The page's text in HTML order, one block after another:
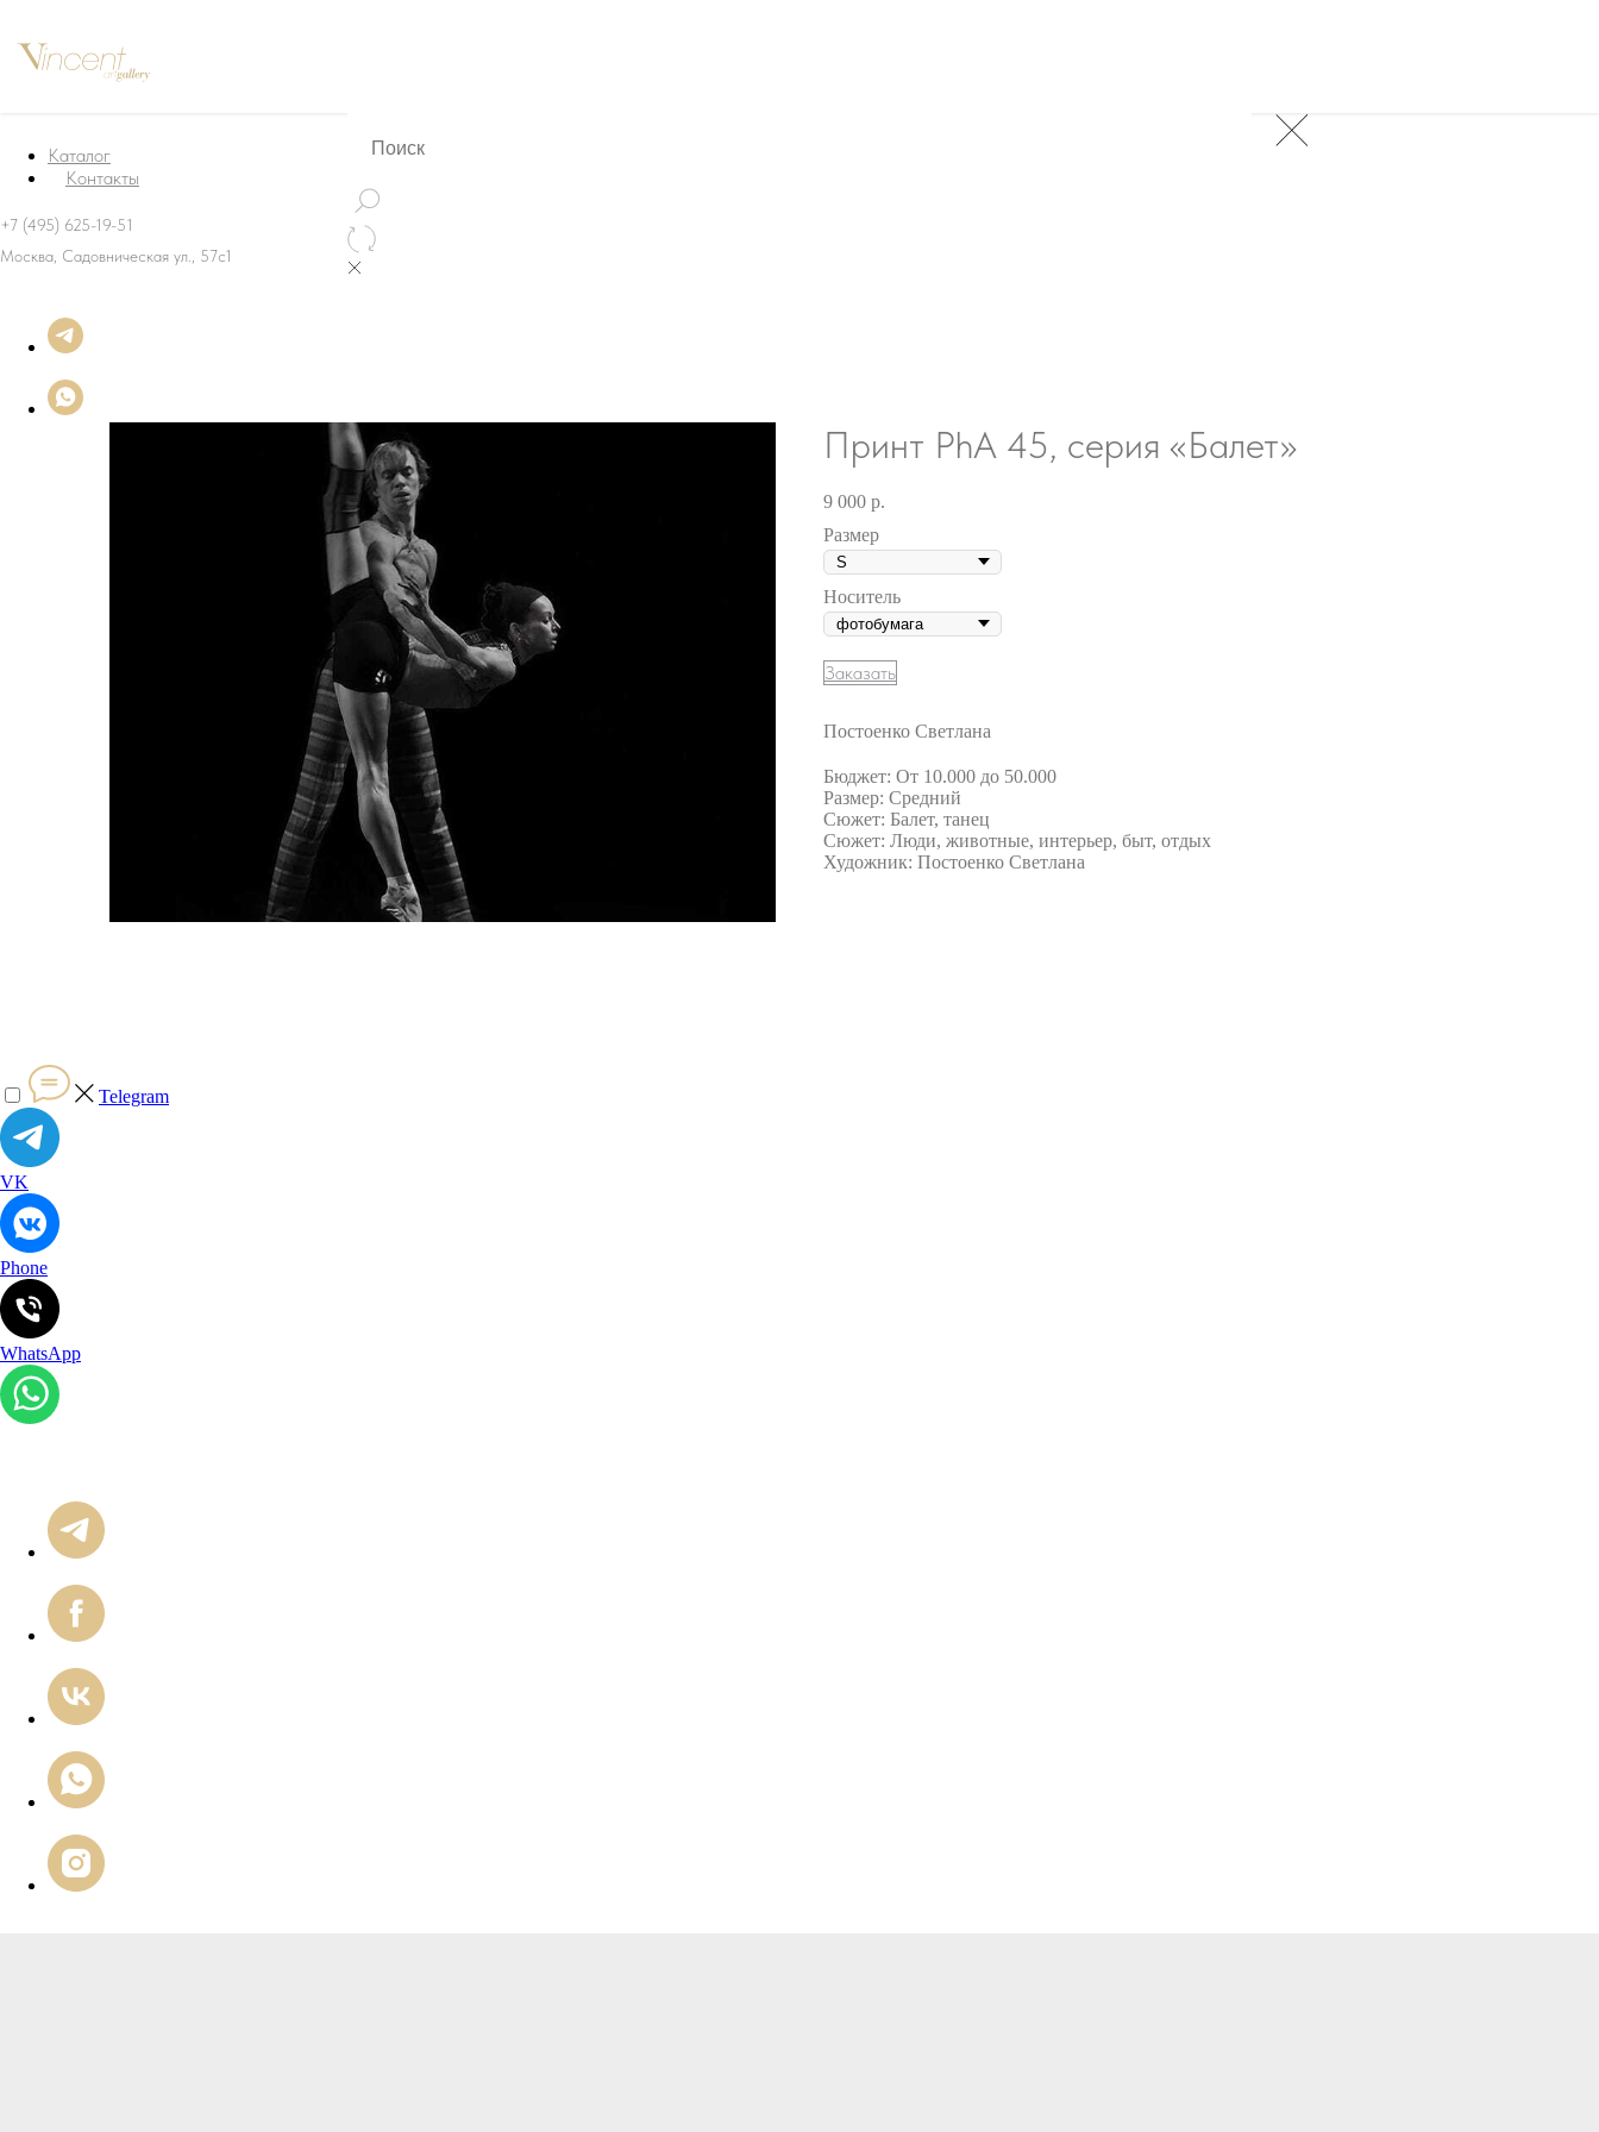
Каталог
Контакты
+7 (495) 625-19-51
Москва, Садовническая ул., 57с1
Принт PhA 45, серия «Балет»
9 000 р.
Размер
Носитель
Заказать
Постоенко Светлана
Бюджет: От 10.000 до 50.000
Размер: Средний
Сюжет: Балет, танец
Сюжет: Люди, животные, интерьер, быт, отдых
Художник: Постоенко Светлана
Telegram
VK
Phone
WhatsApp